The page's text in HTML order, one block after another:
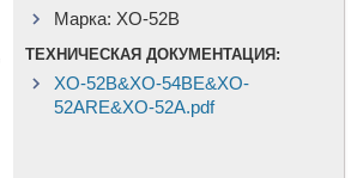
Марка: XO-52B
ТЕХНИЧЕСКАЯ ДОКУМЕНТАЦИЯ:
XO-52B&XO-54BE&XO-
52ARE&XO-52A.pdf